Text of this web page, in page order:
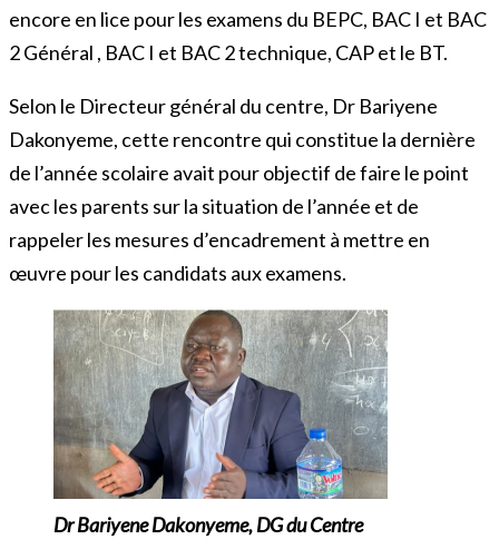
encore en lice pour les examens du BEPC, BAC I et BAC
2 Général , BAC I et BAC 2 technique, CAP et le BT.
Selon le Directeur général du centre, Dr Bariyene
Dakonyeme, cette rencontre qui constitue la dernière
de l’année scolaire avait pour objectif de faire le point
avec les parents sur la situation de l’année et de
rappeler les mesures d’encadrement à mettre en
œuvre pour les candidats aux examens.
Dr Bariyene Dakonyeme, DG du Centre